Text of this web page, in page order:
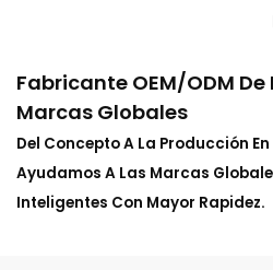
Fabricante OEM/ODM
Marcas Globales
Del Concepto A La Producción
Ayudamos A Las Marcas
Inteligentes Con Mayor Rapidez.